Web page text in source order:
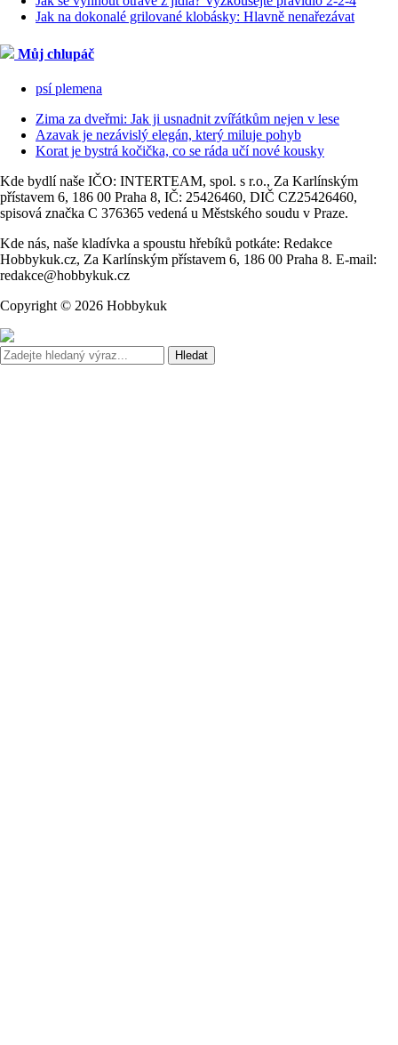
Jak na dokonalé grilované klobásky: Hlavně nenařezávat
Můj chlupáč
psí plemena
Zima za dveřmi: Jak ji usnadnit zvířátkům nejen v lese
Azavak je nezávislý elegán, který miluje pohyb
Korat je bystrá kočička, co se ráda učí nové kousky
Kde bydlí naše IČO: INTERTEAM, spol. s r.o., Za Karlínským
přístavem 6, 186 00 Praha 8, IČ: 25426460, DIČ CZ25426460,
spisová značka C 376365 vedená u Městského soudu v Praze.
Kde nás, naše kladívka a spoustu hřebíků potkáte: Redakce
Hobbykuk.cz, Za Karlínským přístavem 6, 186 00 Praha 8. E-mail:
redakce@hobbykuk.cz
Copyright © 2026 Hobbykuk